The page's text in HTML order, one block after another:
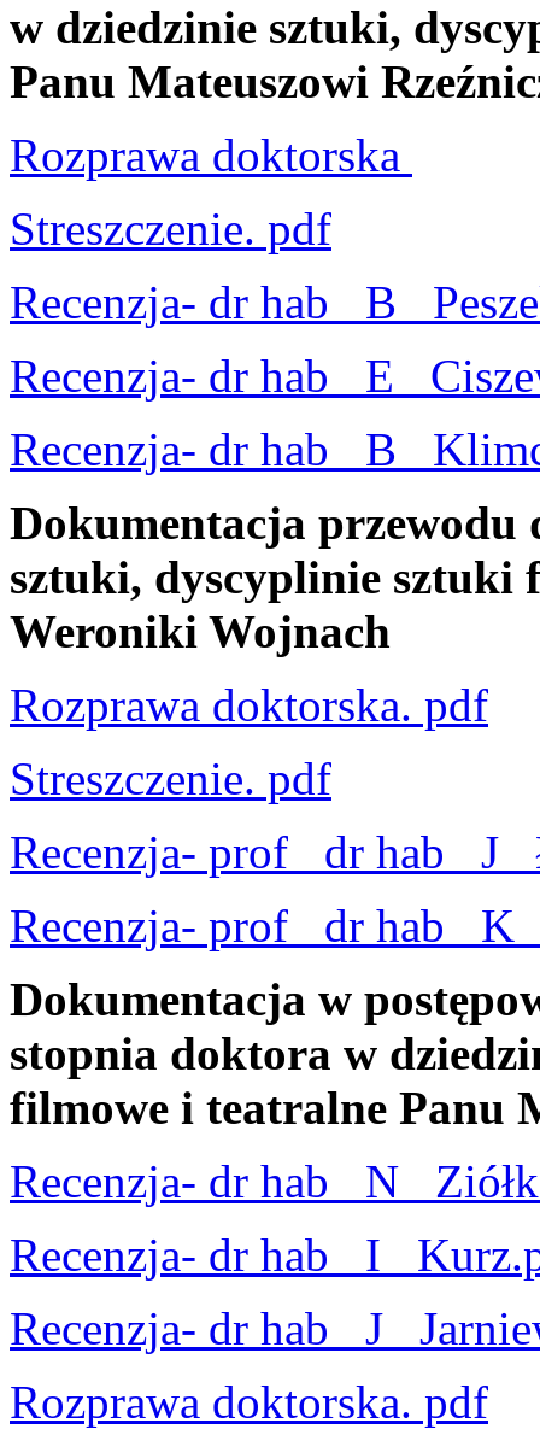
w dziedzinie sztuki,
Panu Mateuszowi
Rozprawa doktorska
Streszczenie. pdf
Recenzja- dr hab_ B_
Recenzja- dr hab_ E_
Recenzja- dr hab_ B_
Dokumentacja przewodu
sztuki, dyscyplinie sztuki
Weroniki Wojnach
Rozprawa doktorska. pdf
Streszczenie. pdf
Recenzja- prof_ dr hab_
Recenzja- prof_ dr hab_
Dokumentacja w
stopnia doktora w
filmowe i teatralne Panu
Recenzja- dr hab_ N_
Recenzja- dr hab_ I_
Recenzja- dr hab_ J_
Rozprawa doktorska. pdf